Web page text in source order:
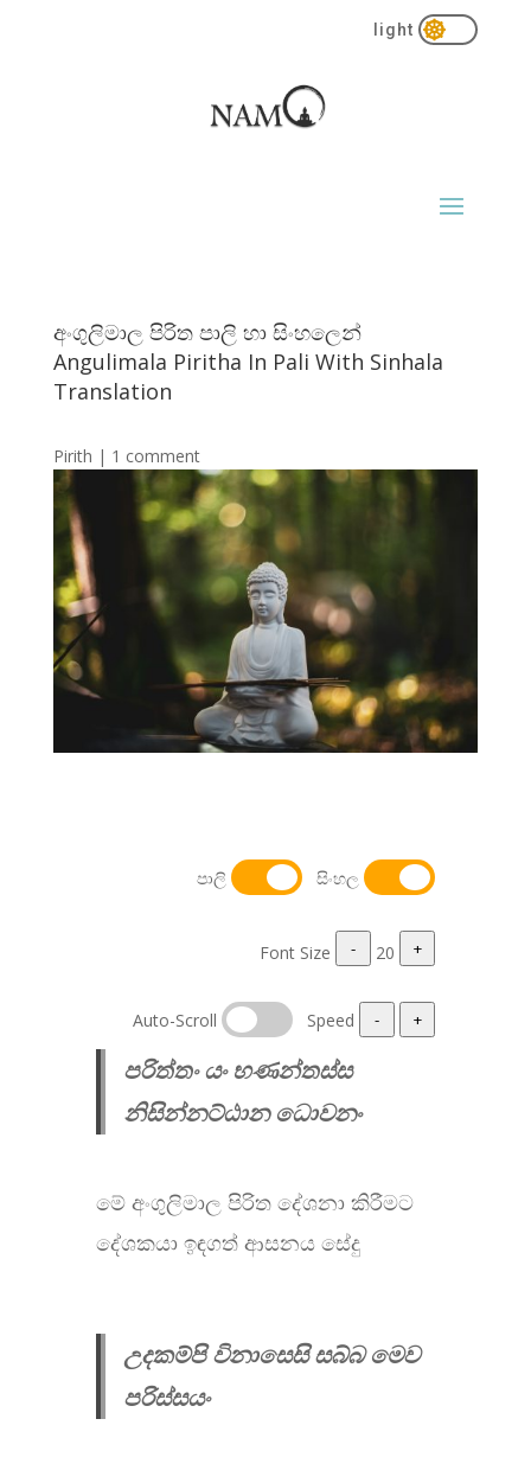

අංගුලිමාල පිරිත පාලි ​හා සිංහලෙ​න්
Angulimala Piritha In Pali With Sinhala
Translation
Pirith | 1 comment
පාලි සිංහල
Font Size - 20 +
Auto-Scroll Speed - +
පරිත්තං යං භණන්තස්ස
නිසින්නට්ඨාන ධොවනං
මේ අංගුලිමාල පිරිත දේශනා කිරීමට
දේශකයා ඉඳගත් ආසනය සේදු
උදකම්පි විනාසෙසි සබ්බ මෙව
පරිස්සයං